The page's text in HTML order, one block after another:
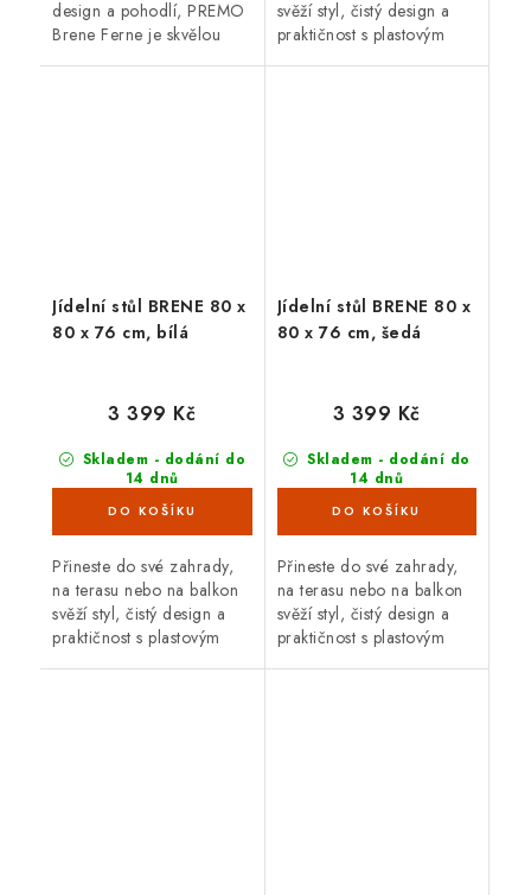
design a pohodlí, PREMO
Brene Ferne je skvělou
svěží styl, čistý design a
praktičnost s plasto­vým
Jídelní stůl BRENE 80 x
80 x 76 cm, bílá
Skladem - dodání do
14 dnů
3 399 Kč
Přineste do své zahrady,
na terasu nebo na balkon
svěží styl, čistý design a
praktičnost s plasto­vým
Jídelní stůl BRENE 80 x
80 x 76 cm, šedá
Skladem - dodání do
14 dnů
3 399 Kč
Přineste do své zahrady,
na terasu nebo na balkon
svěží styl, čistý design a
praktičnost s plasto­vým